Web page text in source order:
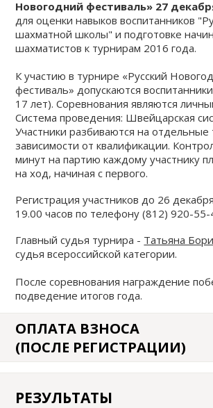
ШАХМАТАМ
ДЕТСКИЕ
СБОРЫ
ОНЛАЙН КУРСЫ
ОБУЧЕНИЕ
КОРПОРАТИВНЫЕ
ТУРНИРЫ И
ОТКРЫТЬ
КЛУБ
КЛУБНЫЕ КАРТЫ
КЛАССИКА /
FIDE
ТУРНИРЫ ДЛЯ
ДОШКОЛЬНИКОВ
ОТЧЁТЫ
АНОНСЫ
ПОЛЕЗНАЯ
ИНФОРМАЦИЯ
БЛОГ
КЛУБЫ
ЗАДАЧИ
АКЦИИ
Новогодний фестиваль» 27
для оценки навыков воспитанников
шахматной школы" и подготовке
шахматистов к турнирам 2016 года.
К участию в турнире «Русский
фестиваль» допускаются
17 лет).Соревнования являются
Система проведения: Швейцарская
Участники разбиваются на отдельные
зависимости от квалификации.
минут на партию каждому участнику
на ход, начиная с первого.
Регистрация участников до 26
19.00 часов по телефону (812) 920-55-
Главный судья турнира - Татьяна
судья всероссийской категории.
После соревнования награждение
подведение итогов года.
ОПЛАТА ВЗНОСА
(ПОСЛЕ РЕГИСТРАЦИИ)
РЕЗУЛЬТАТЫ